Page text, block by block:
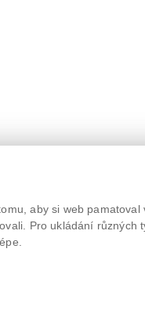
inspekce 2026.
szpi.gov.cz
aby si web
Pro ukládání různých